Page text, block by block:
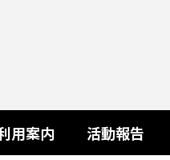
用案内 活動報告